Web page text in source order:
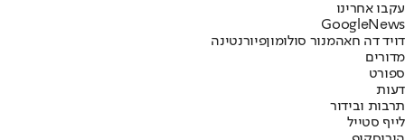
עקבו אחרינו
Googl eNews
דויד דה חאהמנור סולומוןפיורנטינה
מדורים
ספורט
דעות
תרבות ובידור
לייף סטייל